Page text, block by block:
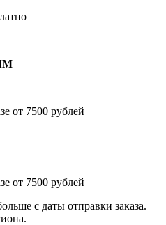
от 7500 рублей
от 7500 рублей
с даты отправки заказа.